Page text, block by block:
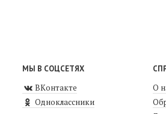
МЫ В СОЦСЕТЯХ
ВКонтакте
Одноклассники
О